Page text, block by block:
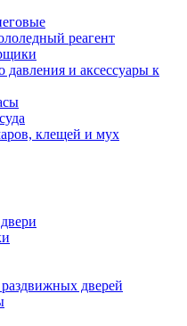
реагент
и аксессуары к
клещей и мух
дверей